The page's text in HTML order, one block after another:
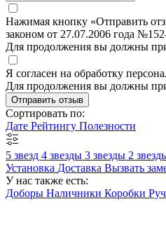
Нажимая кнопку «Отправить
законом от 27.07.2006 года
Для продолжения вы должны
Я согласен на обработку
Для продолжения вы должны
Отправить отзыв
Сортировать по:
Дате Рейтингу Полезности
5 звезд 4 звезды 3 звезды 2
Установка Доставка Вызвать
У нас также есть:
Доборы Наличники Коробки